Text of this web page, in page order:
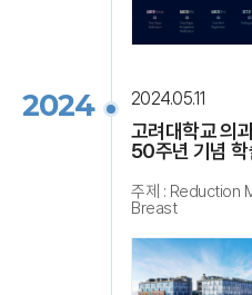
2024 2024.05.11
고려대학교 의
50주년 기념
주제 : Reduction
Breast